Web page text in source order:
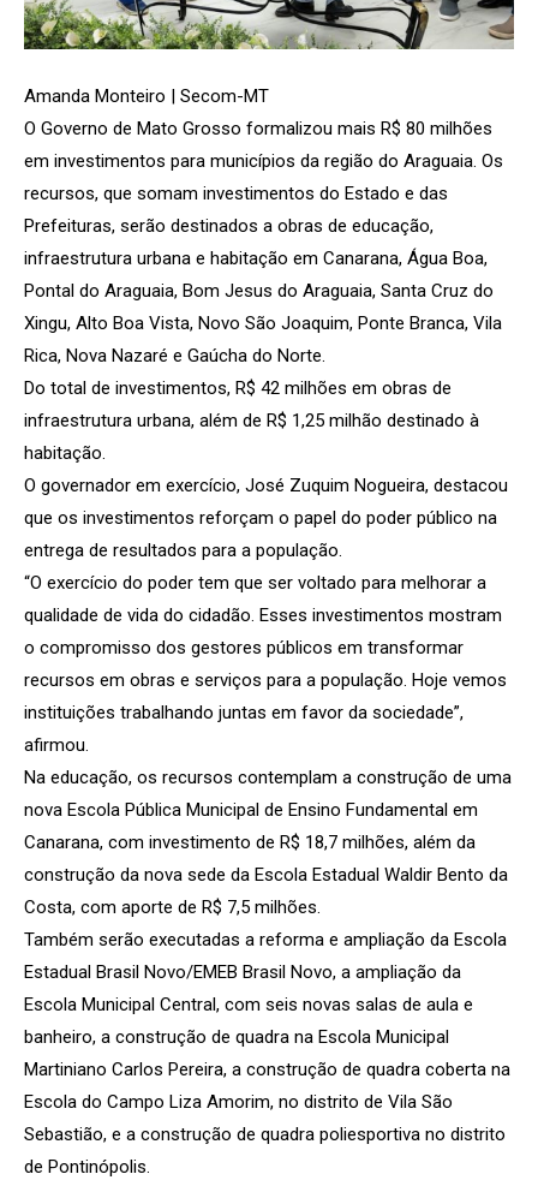
Amanda Monteiro | Secom-MT
O Governo de Mato Grosso formalizou mais R$ 80 milhões
em investimentos para municípios da região do Araguaia. Os
recursos, que somam investimentos do Estado e das
Prefeituras, serão destinados a obras de educação,
infraestrutura urbana e habitação em Canarana, Água Boa,
Pontal do Araguaia, Bom Jesus do Araguaia, Santa Cruz do
Xingu, Alto Boa Vista, Novo São Joaquim, Ponte Branca, Vila
Rica, Nova Nazaré e Gaúcha do Norte.
Do total de investimentos, R$ 42 milhões em obras de
infraestrutura urbana, além de R$ 1,25 milhão destinado à
habitação.
O governador em exercício, José Zuquim Nogueira, destacou
que os investimentos reforçam o papel do poder público na
entrega de resultados para a população.
“O exercício do poder tem que ser voltado para melhorar a
qualidade de vida do cidadão. Esses investimentos mostram
o compromisso dos gestores públicos em transformar
recursos em obras e serviços para a população. Hoje vemos
instituições trabalhando juntas em favor da sociedade”,
afirmou.
Na educação, os recursos contemplam a construção de uma
nova Escola Pública Municipal de Ensino Fundamental em
Canarana, com investimento de R$ 18,7 milhões, além da
construção da nova sede da Escola Estadual Waldir Bento da
Costa, com aporte de R$ 7,5 milhões.
Também serão executadas a reforma e ampliação da Escola
Estadual Brasil Novo/EMEB Brasil Novo, a ampliação da
Escola Municipal Central, com seis novas salas de aula e
banheiro, a construção de quadra na Escola Municipal
Martiniano Carlos Pereira, a construção de quadra coberta na
Escola do Campo Liza Amorim, no distrito de Vila São
Sebastião, e a construção de quadra poliesportiva no distrito
de Pontinópolis.